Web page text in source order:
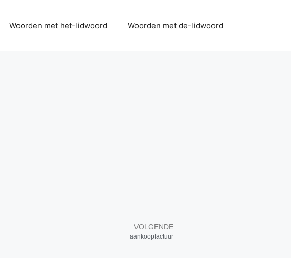
Woorden met het-lidwoord Woorden met de-lidwoord
VOLGENDE
aankoopfactuur